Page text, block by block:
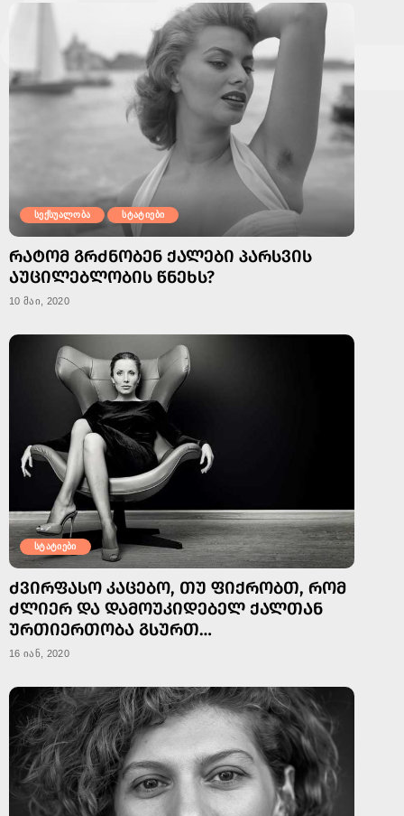
სექსუალობა სტატიები
ᲠᲐᲢᲝᲛ ᲒᲠᲫᲜᲝᲑᲔᲜ ᲥᲐᲚᲔᲑᲘ ᲞᲐᲠᲡᲕᲘᲡ
ᲐᲣᲪᲘᲚᲔᲑᲚᲝᲑᲘᲡ ᲬᲜᲔᲮᲡ?
10 მაი, 2020
სტატიები
ᲫᲕᲘᲠᲤᲐᲡᲝ ᲙᲐᲪᲔᲑᲝ, ᲗᲣ ᲤᲘᲥᲠᲝᲑᲗ, ᲠᲝᲛ
ᲫᲚᲘᲔᲠ ᲓᲐ ᲓᲐᲛᲝᲣᲙᲘᲓᲔᲑᲔᲚ ᲥᲐᲚᲗᲐᲜ
ᲣᲠᲗᲘᲔᲠᲗᲝᲑᲐ ᲒᲡᲣᲠᲗ…
16 იან, 2020